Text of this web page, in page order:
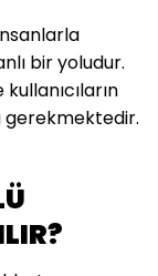
bir yoludur.